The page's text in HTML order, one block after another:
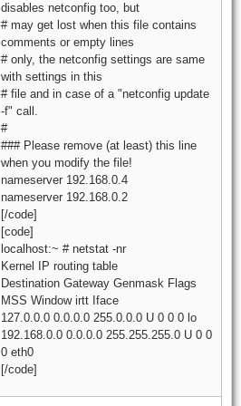
disables netconfig too, but
# may get lost when this file contains
comments or empty lines
# only, the netconfig settings are same
with settings in this
# file and in case of a "netconfig update
-f" call.
#
### Please remove (at least) this line
when you modify the file!
nameserver 192.168.0.4
nameserver 192.168.0.2
[/code]
[code]
localhost:~ # netstat -nr
Kernel IP routing table
Destination Gateway Genmask Flags
MSS Window irtt Iface
127.0.0.0 0.0.0.0 255.0.0.0 U 0 0 0 lo
192.168.0.0 0.0.0.0 255.255.255.0 U 0 0
0 eth0
[/code]